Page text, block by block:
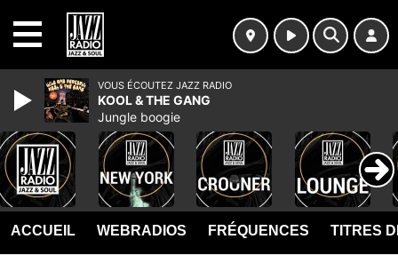
ACCUEIL WEBRADIOS FRÉQUENCES TITRES
VOUS ÉCOUTEZ JAZZ RADIO
KOOL & THE GANG
Jungle boogie